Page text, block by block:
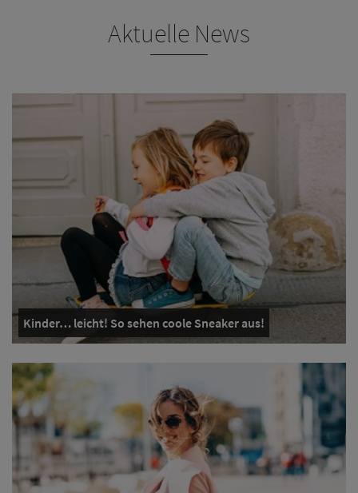
Aktuelle News
Kinder… leicht! So sehen coole Sneaker aus!